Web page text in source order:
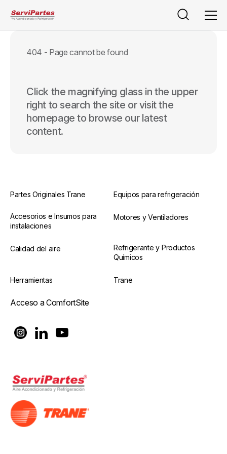
Buscar
404 - Page cannot be found
Click the magnifying glass in the upper
right to search the site or visit the
homepage to browse our latest
content.
Partes Originales Trane Equipos para refrigeración
Accesorios e Insumos para
instalaciones
Motores y Ventiladores
Calidad del aire
Refrigerante y Productos
Químicos
Herramientas Trane
Acceso a ComfortSite